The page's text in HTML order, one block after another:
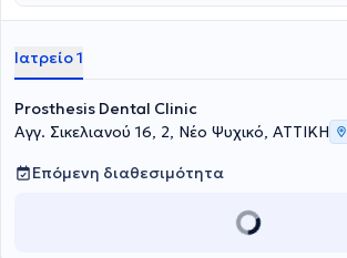
επαγγελματική πορεία, για να προσφέρει
σπουδές της στην Οδοντιατρική Σχολή του
Καποδιστριακού Πανεπιστημίου Αθηνών. Οι
οδοντιατρικές υπηρεσίες και η εξατομικευμένη
θεραπευόμενου, θα εξασφαλίσουν την ανώδυνη
αντιμετώπιση κάθε περιστατικού. Το επιθυμητό
Ιατρείο 1
Prosthesis Dental Clinic
Αγγ. Σικελιανού 16, 2, Νέο Ψυχικό, ΑΤΤΙΚΗ
Επόμενη διαθεσιμότητα